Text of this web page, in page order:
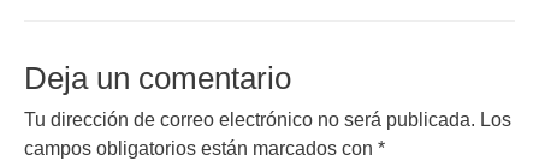
Deja un comentario
Tu dirección de correo electrónico no será publicada. Los
campos obligatorios están marcados con *